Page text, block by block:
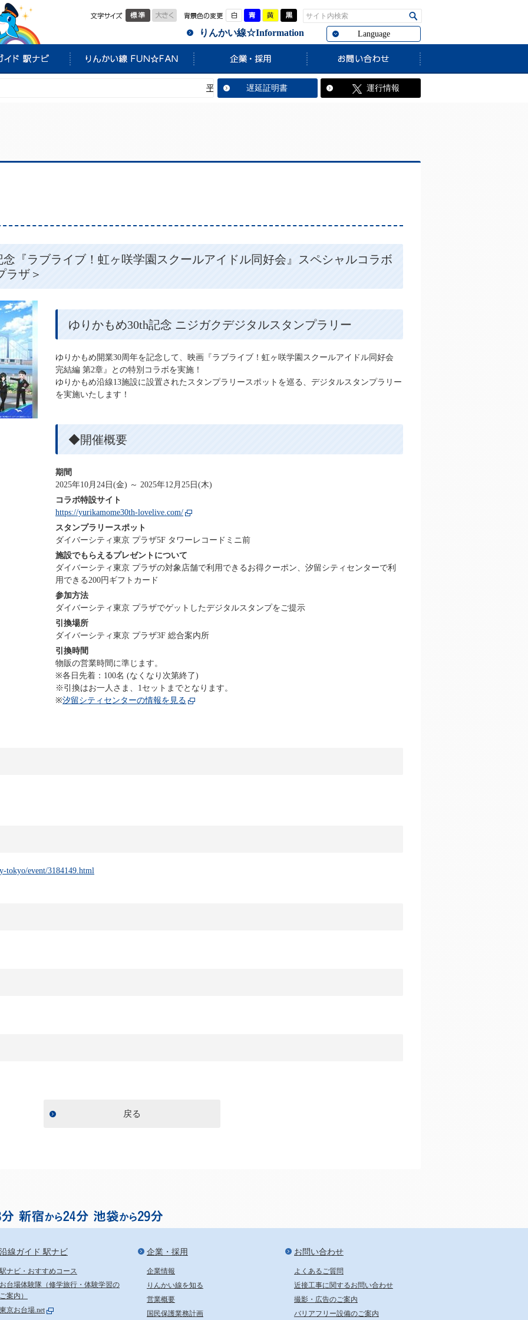
標準 大きく 白 青 黄 サイト内検索
Language
りんかい線☆Information
平常通り運転しています。
遅延証明書 運行情報
『ラブライブ！虹ヶ咲学園スクールアイドル同好会』スペシャルコラボ
ラザ＞
ゆりかもめ30th記念 ニジガクデジタルスタンプラリー
ゆりかもめ開業30周年を記念して、映画『ラブライブ！虹ヶ咲学園スクールアイドル同好会
完結編 第2章』との特別コラボを実施！
ゆりかもめ沿線13施設に設置されたスタンプラリースポットを巡る、デジタルスタンプラリー
を実施いたします！
◆開催概要
期間
2025年10月24日(金) ～ 2025年12月25日(木)
コラボ特設サイト
https://yurikamome30th-lovelive.com/
スタンプラリースポット
ダイバーシティ東京 プラザ5F タワーレコードミニ前
施設でもらえるプレゼントについて
ダイバーシティ東京 プラザの対象店舗で利用できるお得クーポン、汐留シティセンターで利
用できる200円ギフトカード
参加方法
ダイバーシティ東京 プラザでゲットしたデジタルスタンプをご提示
引換場所
ダイバーシティ東京 プラザ3F 総合案内所
引換時間
物販の営業時間に準じます。
※各日先着：100名 (なくなり次第終了)
※引換はお一人さま、1セットまでとなります。
※汐留シティセンターの情報を見る
tokyo/event/3184149.html
戻る
沿線ガイド 駅ナビ
駅ナビ・おすすめコース
お台場体験隊（修学旅行・体験学習の
ご案内）
東京お台場.net
企業・採用
企業情報
りんかい線を知る
営業概要
国民保護業務計画
お問い合わせ
よくあるご質問
近接工事に関するお問い合わせ
撮影・広告のご案内
バリアフリー設備のご案内